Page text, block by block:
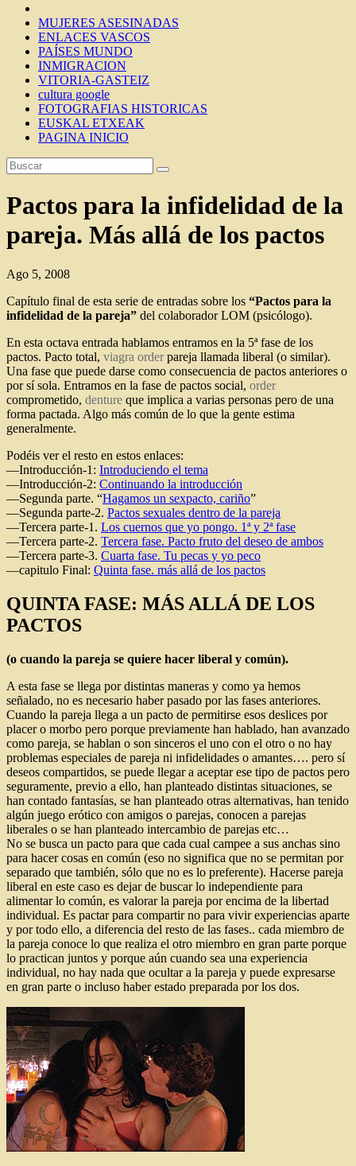
MUJERES ASESINADAS
ENLACES VASCOS
PAÍSES MUNDO
INMIGRACION
VITORIA-GASTEIZ
cultura google
FOTOGRAFIAS HISTORICAS
EUSKAL ETXEAK
PAGINA INICIO
Pactos para la infidelidad de la
pareja. Más allá de los pactos
Ago 5, 2008
Capítulo final de esta serie de entradas sobre los “Pactos para la
infidelidad de la pareja” del colaborador LOM (psicólogo).
En esta octava entrada hablamos entramos en la 5ª fase de los
pactos. Pacto total, viagra orderpareja llamada liberal (o similar).
Una fase que puede darse como consecuencia de pactos anteriores o
por sí sola. Entramos en la fase de pactos social, order
comprometido, denture que implica a varias personas pero de una
forma pactada. Algo más común de lo que la gente estima
generalmente.
Podéis ver el resto en estos enlaces:
—Introducción-1: Introduciendo el tema
—Introducción-2: Continuando la introducción
—Segunda parte. “Hagamos un sexpacto, cariño”
—Segunda parte-2. Pactos sexuales dentro de la pareja
—Tercera parte-1. Los cuernos que yo pongo. 1ª y 2ª fase
—Tercera parte-2. Tercera fase. Pacto fruto del deseo de ambos
—Tercera parte-3. Cuarta fase. Tu pecas y yo peco
—capitulo Final: Quinta fase. más allá de los pactos
QUINTA FASE: MÁS ALLÁ DE LOS
PACTOS
(o cuando la pareja se quiere hacer liberal y común).
A esta fase se llega por distintas maneras y como ya hemos
señalado, no es necesario haber pasado por las fases anteriores.
Cuando la pareja llega a un pacto de permitirse esos deslices por
placer o morbo pero porque previamente han hablado, han avanzado
como pareja, se hablan o son sinceros el uno con el otro o no hay
problemas especiales de pareja ni infidelidades o amantes…. pero sí
deseos compartidos, se puede llegar a aceptar ese tipo de pactos pero
seguramente, previo a ello, han planteado distintas situaciones, se
han contado fantasías, se han planteado otras alternativas, han tenido
algún juego erótico con amigos o parejas, conocen a parejas
liberales o se han planteado intercambio de parejas etc…
No se busca un pacto para que cada cual campee a sus anchas sino
para hacer cosas en común (eso no significa que no se permitan por
separado que también, sólo que no es lo preferente). Hacerse pareja
liberal en este caso es dejar de buscar lo independiente para
alimentar lo común, es valorar la pareja por encima de la libertad
individual. Es pactar para compartir no para vivir experiencias aparte
y por todo ello, a diferencia del resto de las fases.. cada miembro de
la pareja conoce lo que realiza el otro miembro en gran parte porque
lo practican juntos y porque aún cuando sea una experiencia
individual, no hay nada que ocultar a la pareja y puede expresarse
en gran parte o incluso haber estado preparada por los dos.